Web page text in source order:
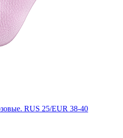
RUS 25/EUR 38-40